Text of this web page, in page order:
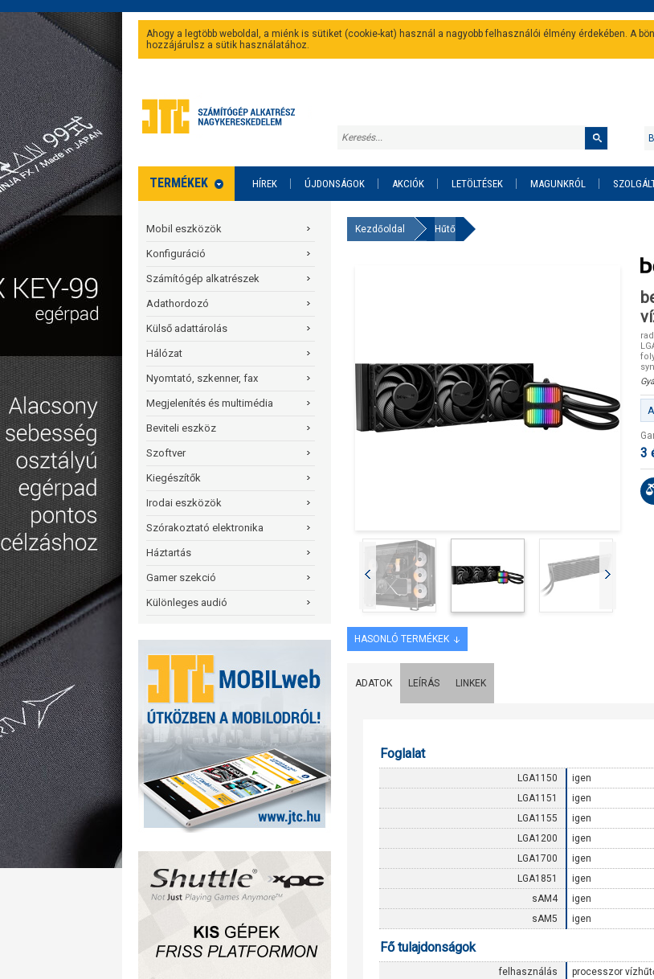
Ahogy a legtöbb weboldal, a miénk is sütiket (cookie-kat) használ a nagyobb felhasználói élmény érdekében. A
hozzájárulsz a sütik használatához.
TERMÉKEK HÍREK ÚJDONSÁGOK AKCIÓK LETÖLTÉSEK MAGUNKRÓL
Mobil eszközök
Konfiguráció
Számítógép alkatrészek
Adathordozó
Külső adattárolás
Hálózat
Nyomtató, szkenner, fax
Megjelenítés és multimédia
Beviteli eszköz
Szoftver
Kiegészítők
Irodai eszközök
Szórakoztató elektronika
Háztartás
Gamer szekció
Különleges audió
Kezdőoldal Hűtő
3
HASONLÓ TERMÉKEK
ADATOK LEÍRÁS LINKEK
Foglalat
LGA1150
igen
LGA1151
igen
LGA1155
igen
LGA1200
igen
LGA1700
igen
LGA1851
igen
sAM4
igen
sAM5
igen
Fő tulajdonságok
felhasználás
processzor